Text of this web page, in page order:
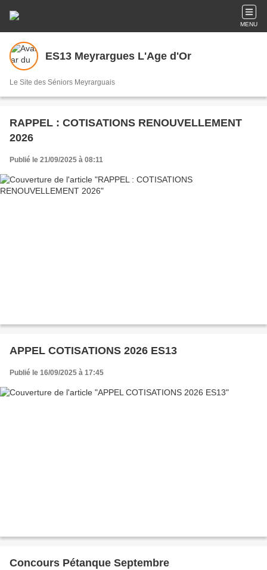
MENU
ES13 Meyrargues L'Age d'Or
Le Site des Séniors Meyrarguais
RAPPEL : COTISATIONS RENOUVELLEMENT
2026
Publié le 21/09/2025 à 08:11
APPEL COTISATIONS 2026 ES13
Publié le 16/09/2025 à 17:45
Concours Pétanque Septembre